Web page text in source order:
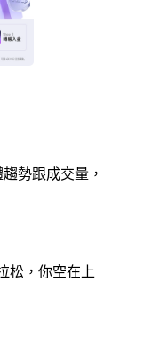
勢跟成交量，
松，你空在上